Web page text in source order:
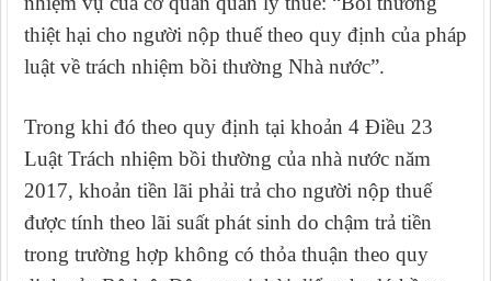
thiệt hại cho người nộp thuế theo quy định của pháp
luật về trách nhiệm bồi thường Nhà nước”.
Trong khi đó theo quy định tại khoản 4 Điều 23
Luật Trách nhiệm bồi thường của nhà nước năm
2017, khoản tiền lãi phải trả cho người nộp thuế
được tính theo lãi suất phát sinh do chậm trả tiền
trong trường hợp không có thỏa thuận theo quy